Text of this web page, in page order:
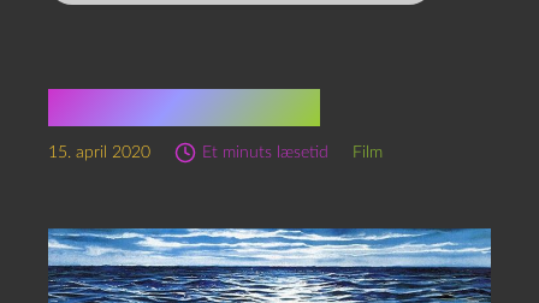
Leviathan (1989)
15. april 2020 Et minuts læsetid Film